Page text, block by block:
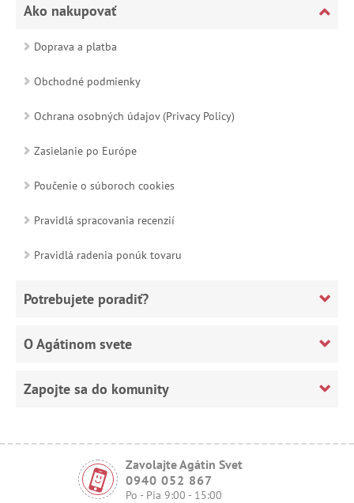
Ako nakupovať
Doprava a platba
Obchodné podmienky
Ochrana osobných údajov (Privacy Policy)
Zasielanie po Európe
Poučenie o súboroch cookies
Pravidlá spracovania recenzií
Pravidlá radenia ponúk tovaru
Potrebujete poradiť?
O Agátinom svete
Zapojte sa do komunity
Zavolajte Agátin Svet
0940 052 867
Po - Pia 9:00 - 15:00